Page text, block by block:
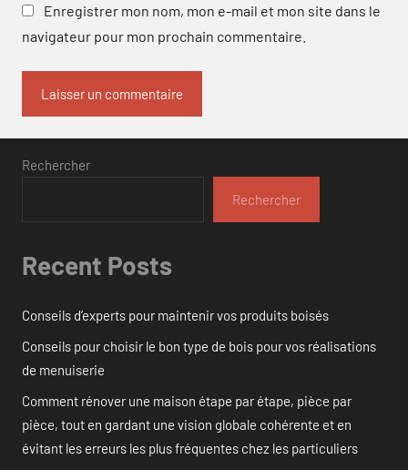
Enregistrer mon nom, mon e-mail et mon site dans le
navigateur pour mon prochain commentaire.
Rechercher
Rechercher
Recent Posts
Conseils d’experts pour maintenir vos produits boisés
Conseils pour choisir le bon type de bois pour vos réalisations
de menuiserie
Comment rénover une maison étape par étape, pièce par
pièce, tout en gardant une vision globale cohérente et en
évitant les erreurs les plus fréquentes chez les particuliers